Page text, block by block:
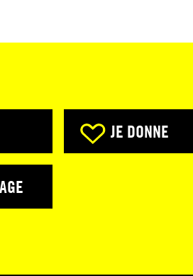
JE DONNE